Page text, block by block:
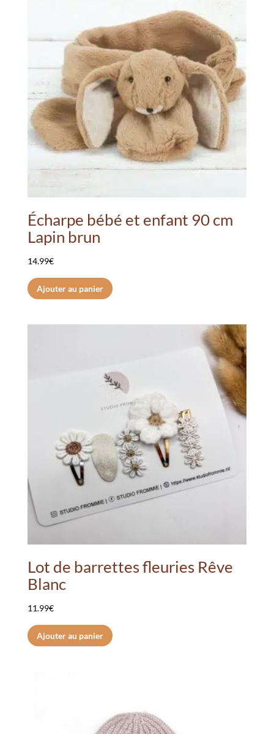
Écharpe bébé et enfant 90 cm
Lapin brun
14.99€
Ajouter au panier
Lot de barrettes fleuries Rêve
Blanc
11.99€
Ajouter au panier